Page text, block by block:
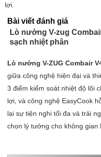
Tần số (2):
Tải kết nối
Tải kết nối
Bảo vệ
lợi.
Bài viết đánh giá
Lò nướng V-zug
sạch nhiệt phân
Lò nướng V-ZUG Combair
giữa công nghệ hiện đại và
3 điểm kiểm soát nhiệt độ lõi
lợi, và công nghệ EasyCook
lại sự tiện nghi tối đa và trải
chọn lý tưởng cho không gian